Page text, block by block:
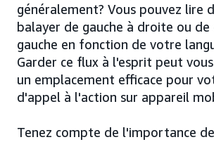
généralement? Vous pouvez lire
balayer de gauche à droite ou
gauche en fonction de votre
Garder ce flux à l'esprit peut
un emplacement efficace pour
d'appel à l'action sur appareil
Tenez compte de l'importance